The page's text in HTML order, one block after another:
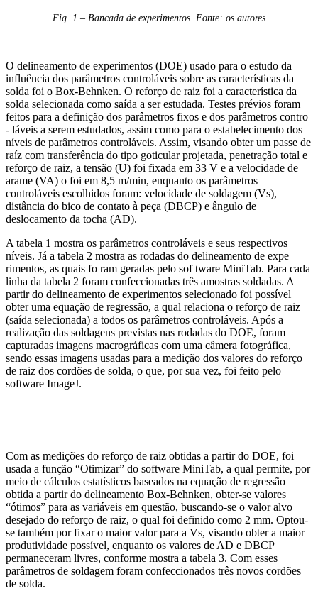
Fig. 1 – Bancada de experimentos. Fonte: os autores
O delineamento de experimentos (DOE) usado para o estudo da
influência dos parâmetros controláveis sobre as características da
solda foi o Box-Behnken. O reforço de raiz foi a característica da
solda selecionada como saída a ser estudada. Testes prévios foram
feitos para a definição dos parâmetros fixos e dos parâmetros contro
- láveis a serem estudados, assim como para o estabelecimento dos
níveis de parâmetros controláveis. Assim, visando obter um passe de
raíz com transferência do tipo goticular projetada, penetração total e
reforço de raiz, a tensão (U) foi fixada em 33 V e a velocidade de
arame (VA) o foi em 8,5 m/min, enquanto os parâmetros
controláveis escolhidos foram: velocidade de soldagem (Vs),
distância do bico de contato à peça (DBCP) e ângulo de
deslocamento da tocha (AD).
A tabela 1 mostra os parâmetros controláveis e seus respectivos
níveis. Já a tabela 2 mostra as rodadas do delineamento de expe
rimentos, as quais fo ram geradas pelo sof tware MiniTab. Para cada
linha da tabela 2 foram confeccionadas três amostras soldadas. A
partir do delineamento de experimentos selecionado foi possível
obter uma equação de regressão, a qual relaciona o reforço de raiz
(saída selecionada) a todos os parâmetros controláveis. Após a
realização das soldagens previstas nas rodadas do DOE, foram
capturadas imagens macrográficas com uma câmera fotográfica,
sendo essas imagens usadas para a medição dos valores do reforço
de raiz dos cordões de solda, o que, por sua vez, foi feito pelo
software ImageJ.
Com as medições do reforço de raiz obtidas a partir do DOE, foi
usada a função “Otimizar” do software MiniTab, a qual permite, por
meio de cálculos estatísticos baseados na equação de regressão
obtida a partir do delineamento Box-Behnken, obter-se valores
“ótimos” para as variáveis em questão, buscando-se o valor alvo
desejado do reforço de raiz, o qual foi definido como 2 mm. Optou-
se também por fixar o maior valor para a Vs, visando obter a maior
produtividade possível, enquanto os valores de AD e DBCP
permaneceram livres, conforme mostra a tabela 3. Com esses
parâmetros de soldagem foram confeccionados três novos cordões
de solda.